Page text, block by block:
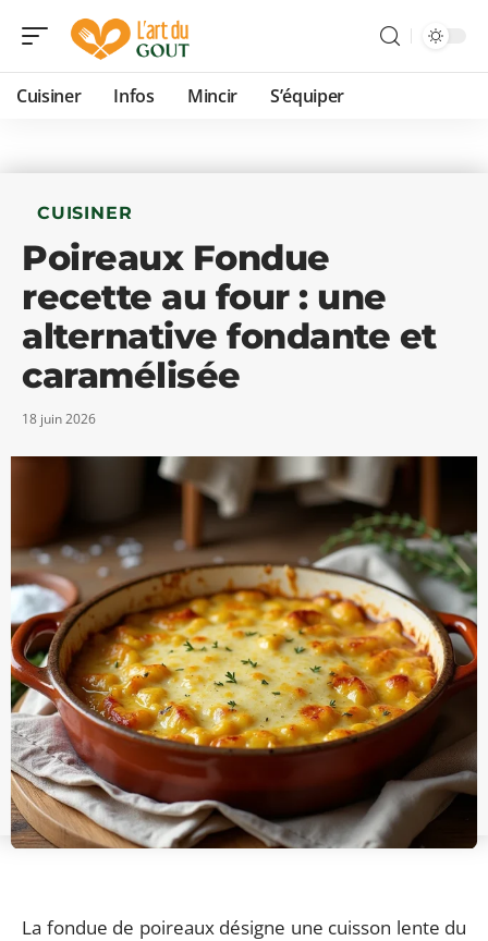
Cuisiner Infos Mincir S’équiper
CUISINER
Poireaux Fondue
recette au four : une
alternative fondante et
caramélisée
18 juin 2026
La fondue de poireaux désigne une cuisson lente du